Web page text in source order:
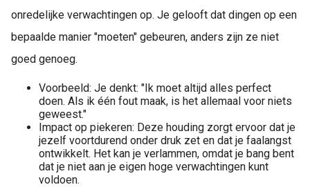
onredelijke verwachtingen op. Je gelooft dat dingen op een
bepaalde manier "moeten" gebeuren, anders zijn ze niet
goed genoeg.
Voorbeeld: Je denkt: "Ik moet altijd alles perfect
doen. Als ik één fout maak, is het allemaal voor niets
geweest."
Impact op piekeren: Deze houding zorgt ervoor dat je
jezelf voortdurend onder druk zet en dat je faalangst
ontwikkelt. Het kan je verlammen, omdat je bang bent
dat je niet aan je eigen hoge verwachtingen kunt
voldoen.